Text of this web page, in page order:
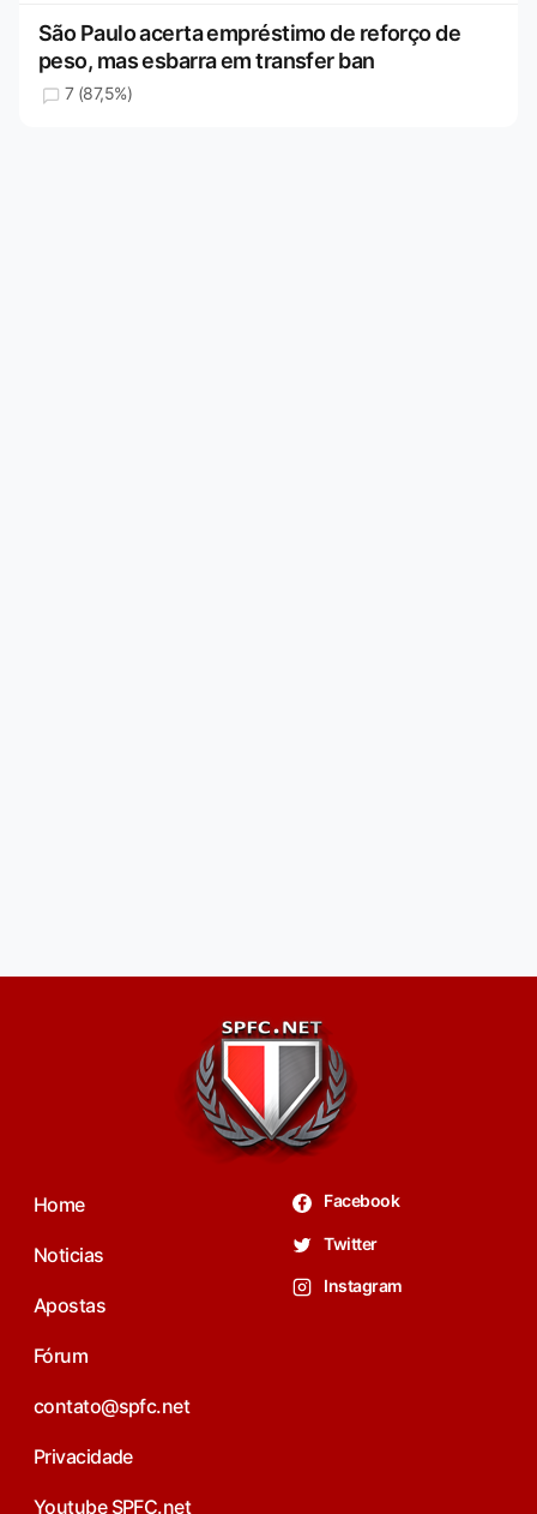
São Paulo acerta empréstimo de reforço de
peso, mas esbarra em transfer ban
7 (87,5%)
Home
Noticias
Apostas
Fórum
contato@spfc.net
Privacidade
Youtube SPFC.net
Facebook
Twitter
Instagram